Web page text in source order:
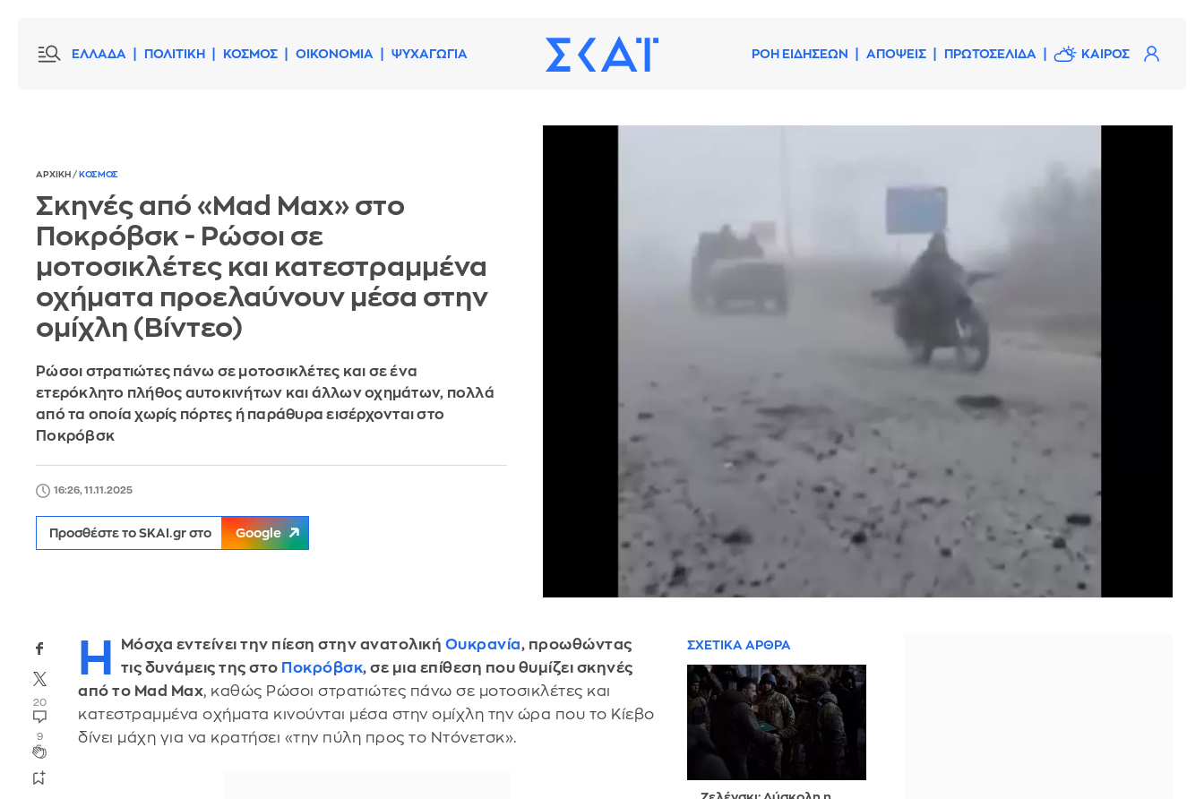
ΕΛΛΑΔΑ ΠΟΛΙΤΙΚΗ ΚΟΣΜΟΣ ΟΙΚΟΝΟΜΙΑ ΨΥΧΑΓΩΓΙΑ ΡΟΗ ΕΙΔΗΣΕΩΝ ΑΠΟΨΕΙΣ ΠΡΩΤΟΣΕΛΙΔΑ ΚΑΙΡΟΣ
ΑΡΧΙΚΗ / ΚΟΣΜΟΣ
Σκηνές από «Mad Max» στο
Ποκρόβσκ - Ρώσοι σε
μοτοσικλέτες και κατεστραμμένα
οχήματα προελαύνουν μέσα στην
ομίχλη (Βίντεο)
Ρώσοι στρατιώτες πάνω σε μοτοσικλέτες και σε ένα
ετερόκλητο πλήθος αυτοκινήτων και άλλων οχημάτων, πολλά
από τα οποία χωρίς πόρτες ή παράθυρα εισέρχονται στο
Ποκρόβσκ
16:26, 11.11.2025
Προσθέστε το SKAI.gr στο Google
20
9
Η Μόσχα εντείνει την πίεση στην ανατολική Ουκρανία, προωθώντας
τις δυνάμεις της στο Ποκρόβσκ, σε μια επίθεση που θυμίζει σκηνές
από το Mad Max, καθώς Ρώσοι στρατιώτες πάνω σε μοτοσικλέτες και
κατεστραμμένα οχήματα κινούνται μέσα στην ομίχλη την ώρα που το Κίεβο
δίνει μάχη για να κρατήσει «την πύλη προς το Ντόνετσκ».
ΣΧΕΤΙΚΑ ΑΡΘΡΑ